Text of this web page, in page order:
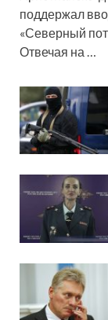
поддержал
«Северный
Отвечая на …